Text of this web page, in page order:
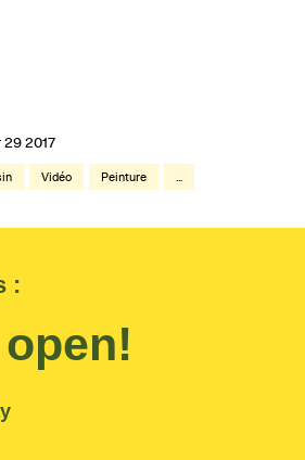
2017
Vidéo Peinture ...
: